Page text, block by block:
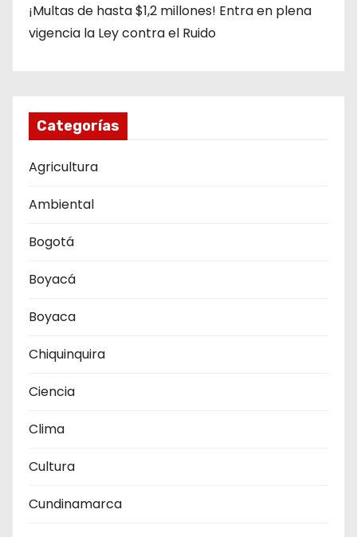
¡Multas de hasta $1,2 millones! Entra en plena
vigencia la Ley contra el Ruido
Categorías
Agricultura
Ambiental
Bogotá
Boyacá
Boyaca
Chiquinquira
Ciencia
Clima
Cultura
Cundinamarca